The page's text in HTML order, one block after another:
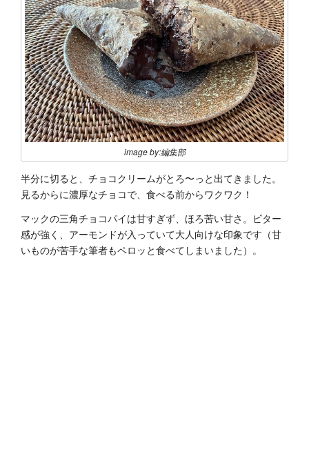
image by:編集部
半分に切ると、チョコクリームがとろ〜っと出てきました。
見るからに濃厚なチョコで、食べる前からワクワク！
マックの三角チョコパイは甘すぎず、ほろ苦い甘さ。ビター
感が強く、アーモンドが入っていて大人向けな印象です（甘
いものが苦手な筆者もペロッと食べてしまいました）。